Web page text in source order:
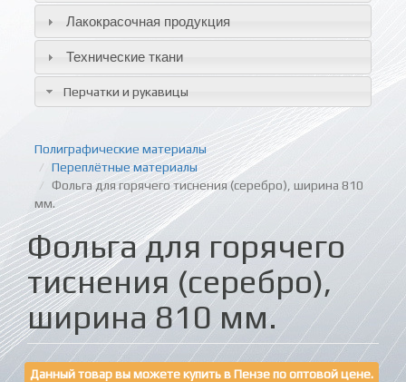
Лакокрасочная продукция
Технические ткани
Перчатки и рукавицы
Полиграфические материалы
Переплётные материалы
Фольга для горячего тиснения (серебро), ширина 810
мм.
Фольга для горячего
тиснения (серебро),
ширина 810 мм.
Данный товар вы можете купить в Пензе по оптовой цене.